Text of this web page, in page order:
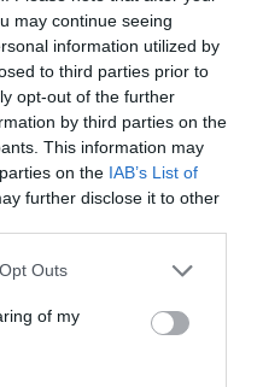
may continue seeing
information utilized by
to third parties prior to
opt-out of the further
by third parties on the
This information may
on the IAB’s List of
further disclose it to other
Outs
of my
Reino Unido obligará a
sean utilizados en
nacimiento
26 13:32
de
es un trabajo